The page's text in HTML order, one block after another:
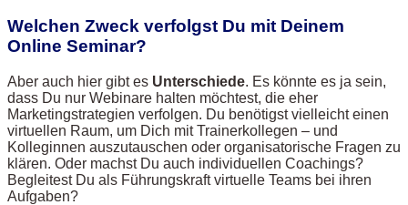
Welchen Zweck verfolgst Du mit Deinem
Online Seminar?
Aber auch hier gibt es Unterschiede. Es könnte es ja sein,
dass Du nur Webinare halten möchtest, die eher
Marketingstrategien verfolgen. Du benötigst vielleicht einen
virtuellen Raum, um Dich mit Trainerkollegen – und
Kolleginnen auszutauschen oder organisatorische Fragen zu
klären. Oder machst Du auch individuellen Coachings?
Begleitest Du als Führungskraft virtuelle Teams bei ihren
Aufgaben?